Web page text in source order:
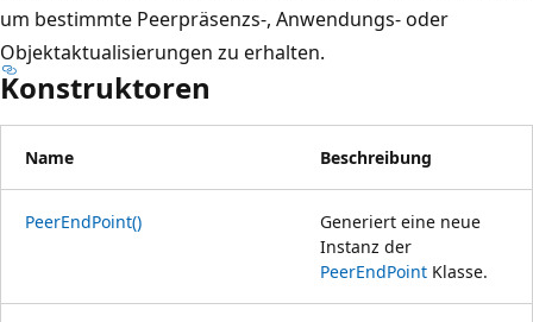
um bestimmte Peerpräsenzs-, Anwendungs- oder
Objektaktualisierungen zu erhalten.
Konstruktoren
Name Beschreibung
PeerEndPoint()
Generiert eine neue
Instanz der
PeerEndPoint Klasse.